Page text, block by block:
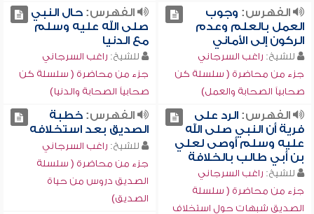
الفهرس: وجوب
العمل بالعلم وعدم
الركون إلى الأماني
للشيخ: راغب السرجاني
جزء من محاضرة ( سلسلة كن
صحابياً الصحابة والعمل)
الفهرس:حال النبي
صلى الله عليه وسلم
مع الدنيا
للشيخ: راغب السرجاني
جزء من محاضرة ( سلسلة كن
صحابياً الصحابة والدنيا)
الفهرس:الرد على
فرية أن النبي صلى الله
عليه وسلم أوصى لعلي
بن أبي طالب بالخلافة
للشيخ: راغب السرجاني
جزء من محاضرة ( سلسلة
الصديق شبهات حول استخلاف
الفهرس:خطبة
الصديق بعد استخلافه
للشيخ: راغب السرجاني
جزء من محاضرة ( سلسلة
الصديق دروس من حياة
الصديق)